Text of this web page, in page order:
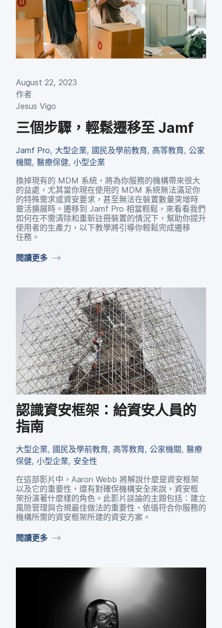
August 22, 2023
作​者
Jesus Vigo
三​個​步驟，​輕鬆​遷​移​至 Jamf
Jamf Pro, 大型​企業, 國民​及​學前​教育, 高等​教育, 公家​
機關, 醫療​保健, 小型​企業
換​掉​現有​的 MDM 系統，​將​為​你​服務​的​機構​帶來​很​大​
的​益處，​尤其​當​你​現在​使用​的 MDM 系統​無法​滿足你​
的​特殊​需求​或​資安​要求，​甚至​無法​在​裝置​數量​突​增時​
靈活​擴展時。​遷移到 Jamf Pro 相當​輕鬆，​來​看​看​我們​
如何​在​不需​清除​和​重新​註冊​裝置​的​情況​下，​幫助​你​提升​
使用者​的​生產力，​以下​教學​將​引導​你​輕鬆​完成​遷​移​
任務。
閱讀​更多
認識​資安​框架：​給​資安​人員​的​
指南
大型​企業, 國民​及​學前​教育, 高等​教育, 公家​機關, 醫療​
保健, 小型​企業, 安全性
在​這​部​影片​中， Aaron Webb 將​解​說​什麼​是​資安框​架​
以及​它​的​重要性，​還​有​對確保​機構​安全​來​說，​資安​框​
架扮​演​著​什麼樣​的​角色。​此​影片​談論​的​主題​包括：​建立​
風險​管理​與​合規​最佳​做法​的​重要性、​依循符合​你​服務​的​
機構​所​需​的​資安​框架​所建​的​資安​方案。
閱讀​更多